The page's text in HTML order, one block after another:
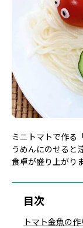
ミニトマトで作る
うめんにのせると
食卓が盛り上がりま
目次
トマト金魚の